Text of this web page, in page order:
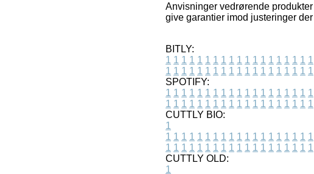
Anvisninger vedrørende
give garantier imod justeringer
BITLY:
1 1 1 1 1 1 1 1 1 1 1 1 1 1 1 1 1 1 1
1 1 1 1 1 1 1 1 1 1 1 1 1 1 1 1 1 1 1
SPOTIFY:
1 1 1 1 1 1 1 1 1 1 1 1 1 1 1 1 1 1 1
1 1 1 1 1 1 1 1 1 1 1 1 1 1 1 1 1 1 1
CUTTLY BIO:
1
1 1 1 1 1 1 1 1 1 1 1 1 1 1 1 1 1 1 1
1 1 1 1 1 1 1 1 1 1 1 1 1 1 1 1 1 1 1
CUTTLY OLD:
1